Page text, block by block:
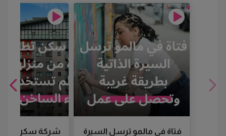
فتاة في مالمو ترسل السيرة
شركة سكن